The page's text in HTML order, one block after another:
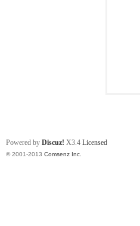
Powered by Discuz! X3.4 Licensed
© 2001-2013 Comsenz Inc.